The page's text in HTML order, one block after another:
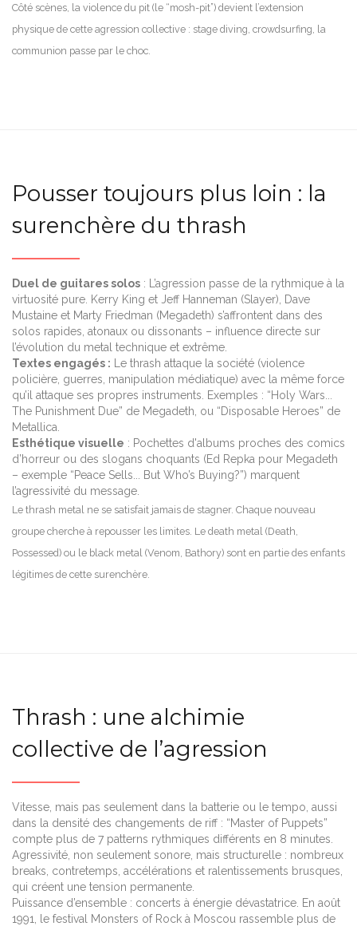
Côté scènes, la violence du pit (le “mosh-pit”) devient l’extension
physique de cette agression collective : stage diving, crowdsurfing, la
communion passe par le choc.
Pousser toujours plus loin : la
surenchère du thrash
Duel de guitares solos : L’agression passe de la rythmique à la
virtuosité pure. Kerry King et Jeff Hanneman (Slayer), Dave
Mustaine et Marty Friedman (Megadeth) s’affrontent dans des
solos rapides, atonaux ou dissonants – influence directe sur
l’évolution du metal technique et extrême.
Textes engagés : Le thrash attaque la société (violence
policière, guerres, manipulation médiatique) avec la même force
qu’il attaque ses propres instruments. Exemples : “Holy Wars...
The Punishment Due” de Megadeth, ou “Disposable Heroes” de
Metallica.
Esthétique visuelle : Pochettes d'albums proches des comics
d’horreur ou des slogans choquants (Ed Repka pour Megadeth
– exemple “Peace Sells... But Who’s Buying?”) marquent
l’agressivité du message.
Le thrash metal ne se satisfait jamais de stagner. Chaque nouveau
groupe cherche à repousser les limites. Le death metal (Death,
Possessed) ou le black metal (Venom, Bathory) sont en partie des enfants
légitimes de cette surenchère.
Thrash : une alchimie
collective de l’agression
Vitesse, mais pas seulement dans la batterie ou le tempo, aussi
dans la densité des changements de riff : “Master of Puppets”
compte plus de 7 patterns rythmiques différents en 8 minutes.
Agressivité, non seulement sonore, mais structurelle : nombreux
breaks, contretemps, accélérations et ralentissements brusques,
qui créent une tension permanente.
Puissance d’ensemble : concerts à énergie dévastatrice. En août
1991, le festival Monsters of Rock à Moscou rassemble plus de